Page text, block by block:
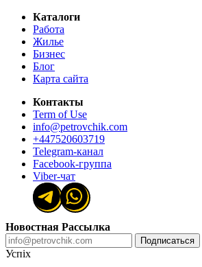
Каталоги
Работа
Жилье
Бизнес
Блог
Карта сайта
Контакты
Term of Use
info@petrovchik.com
+447520603719
Telegram-канал
Facebook-группа
Viber-чат
Новостная Рассылка
Подписаться
Успіх